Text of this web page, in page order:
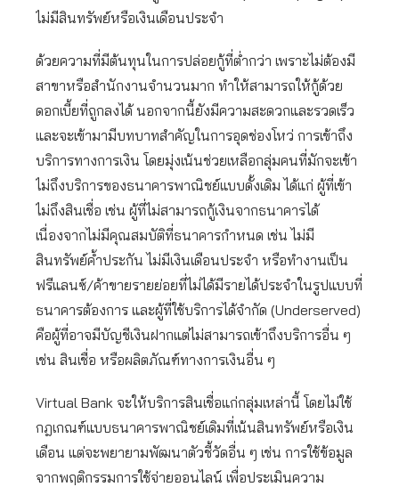
ไม่มีสินทรัพย์หรือเงินเดือนประจำ
ด้วยความที่มีต้นทุนในการปล่อยกู้ที่ต่ำกว่า เพราะไม่ต้องมี
สาขาหรือสำนักงานจำนวนมาก ทำให้สามารถให้กู้ด้วย
ดอกเบี้ยที่ถูกลงได้ นอกจากนี้ยังมีความสะดวกและรวดเร็ว
และจะเข้ามามีบทบาทสำคัญในการอุดช่องโหว่ การเข้าถึง
บริการทางการเงิน โดยมุ่งเน้นช่วยเหลือกลุ่มคนที่มักจะเข้า
ไม่ถึงบริการของธนาคารพาณิชย์แบบดั้งเดิม ได้แก่ ผู้ที่เข้า
ไม่ถึงสินเชื่อ เช่น ผู้ที่ไม่สามารถกู้เงินจากธนาคารได้
เนื่องจากไม่มีคุณสมบัติที่ธนาคารกำหนด เช่น ไม่มี
สินทรัพย์ค้ำประกัน ไม่มีเงินเดือนประจำ หรือทำงานเป็น
ฟรีแลนซ์/ค้าขายรายย่อยที่ไม่ได้มีรายได้ประจำในรูปแบบที่
ธนาคารต้องการ และผู้ที่ใช้บริการได้จำกัด (Underserved)
คือผู้ที่อาจมีบัญชีเงินฝากแต่ไม่สามารถเข้าถึงบริการอื่น ๆ
เช่น สินเชื่อ หรือผลิตภัณฑ์ทางการเงินอื่น ๆ
Virtual Bank จะให้บริการสินเชื่อแก่กลุ่มเหล่านี้ โดยไม่ใช้
กฎเกณฑ์แบบธนาคารพาณิชย์เดิมที่เน้นสินทรัพย์หรือเงิน
เดือน แต่จะพยายามพัฒนาตัวชี้วัดอื่น ๆ เช่น การใช้ข้อมูล
จากพฤติกรรมการใช้จ่ายออนไลน์ เพื่อประเมินความ